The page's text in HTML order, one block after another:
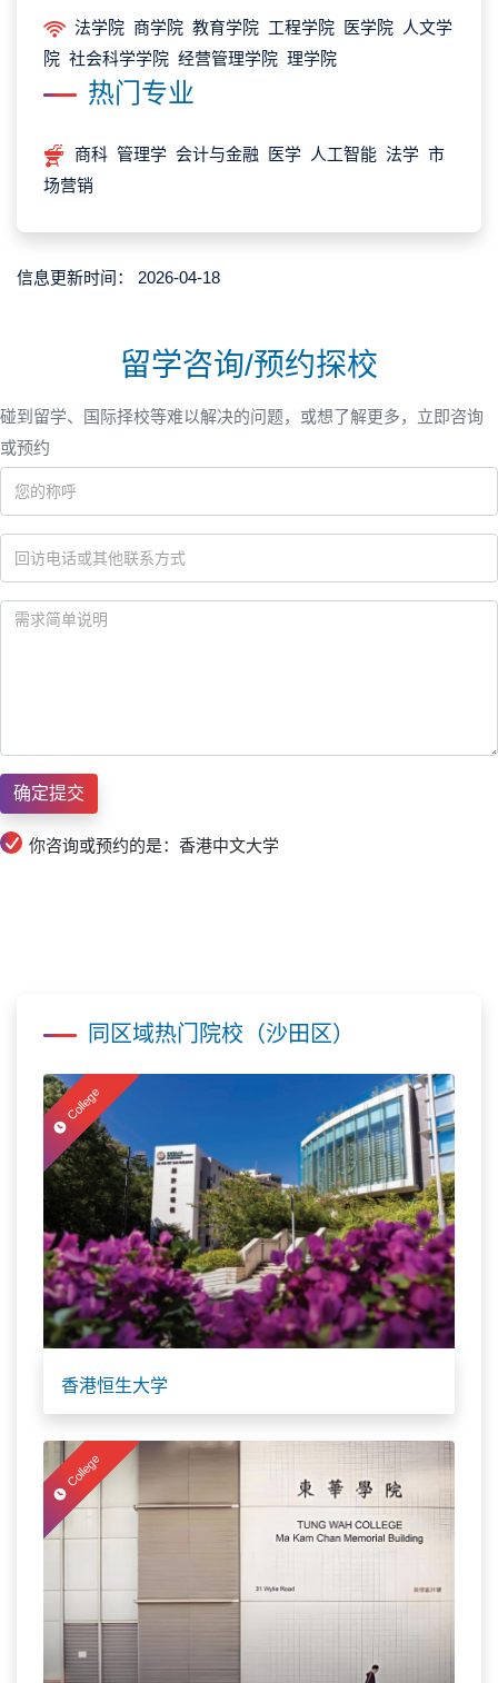
法学院 商学院 教育学院 工程学院 医学院 人文学
院 社会科学学院 经营管理学院 理学院
热门专业
商科 管理学 会计与金融 医学 人工智能 法学 市
场营销
信息更新时间： 2026-04-18
留学咨询/预约探校
碰到留学、国际择校等难以解决的问题，或想了解更多，立即咨询
或预约
你咨询或预约的是：香港中文大学
同区域热门院校（沙田区）
College
香港恒生大学
College